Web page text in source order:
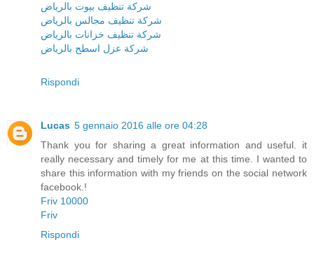
شركة تنظيف بيوت بالرياض
شركة تنظيف مجالس بالرياض
شركة تنظيف خزانات بالرياض
شركة عزل اسطح بالرياض
Rispondi
Lucas 5 gennaio 2016 alle ore 04:28
Thank you for sharing a great information and useful. it
really necessary and timely for me at this time. I wanted to
share this information with my friends on the social network
facebook.!
Friv 10000
Friv
Rispondi